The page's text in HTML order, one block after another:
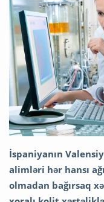
İspaniyanın
alimləri hər hansı
olmadan bağırsaq